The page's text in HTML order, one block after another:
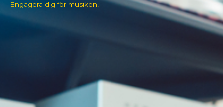
Engagera dig för musiken!